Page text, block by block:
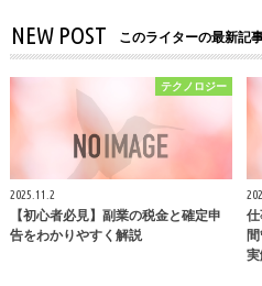
NEW POST このライターの最新記
テクノロジー
2025.11.2
【初心者必見】副業の税金と確定申
告をわかりやすく解説